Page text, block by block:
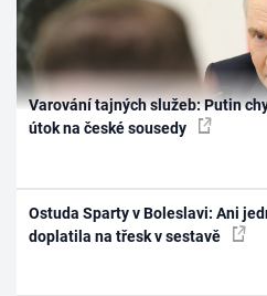
Varování tajných služeb: Putin
útok na české sousedy
Ostuda Sparty v Boleslavi: Ani
doplatila na třesk v sestavě